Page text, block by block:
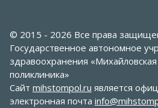
© 2015 - 2026 Все права
Государственное автономное
здравоохранения «Михайловская
поликлиника»
Сайт mihstompol.ru является
электронная почта